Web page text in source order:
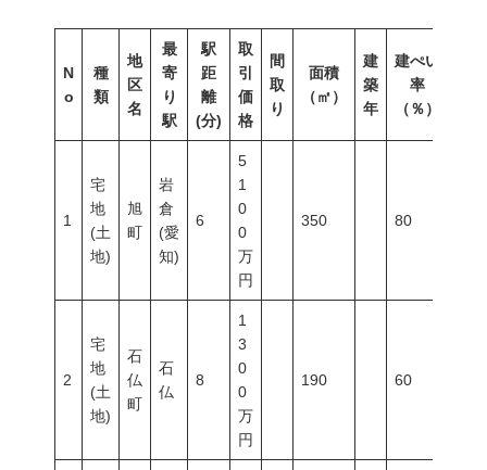
N
o
種
類
地
区
名
最
寄
り
駅
駅
距
離
(分)
取
引
価
格
間
取
り
面積
（㎡）
建
築
年
建ぺい
率
（％）
1
宅
地
(土
地)
旭
町
岩
倉
(愛
知)
6
5
1
0
0
万
円
350 80
2
宅
地
(土
地)
石
仏
町
石
仏
8
1
3
0
0
万
円
190 60